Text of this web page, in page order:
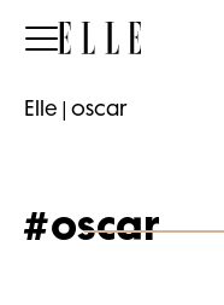
Elle
Elle oscar
#oscar